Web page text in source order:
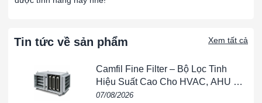
dàng và không cần phải thay thế thường xuyên.
Chi phí đầu tư ban đầu cao:
Máy lọc tĩnh điện có chi phí
khác.
Yêu cầu kỹ thuật cao: Cần có kiến thức kỹ thuật để vận
hành và bảo trì thiết bị hiệu quả.
Tin tức về sản phẩm Xem tất cả
Camfil Fine Filter – Bộ Lọc Tinh
Hiệu Suất Cao Cho HVAC, AHU &
Phòng Sạch
07/08/2026